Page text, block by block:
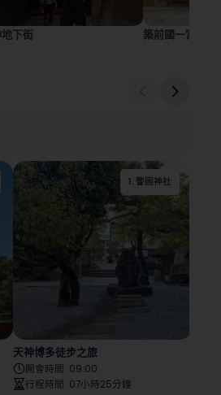
下街 築前國一宮箱崎宮
南藏院筱栗四國聖地
第一寺院
1. 警固神社
天神博多徒步之旅
開會時間: 09:00
行程時間: 07小時25分鐘